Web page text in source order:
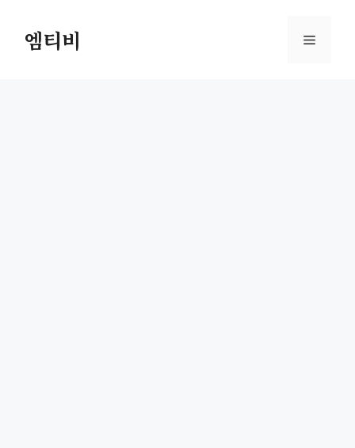
엠티비 메